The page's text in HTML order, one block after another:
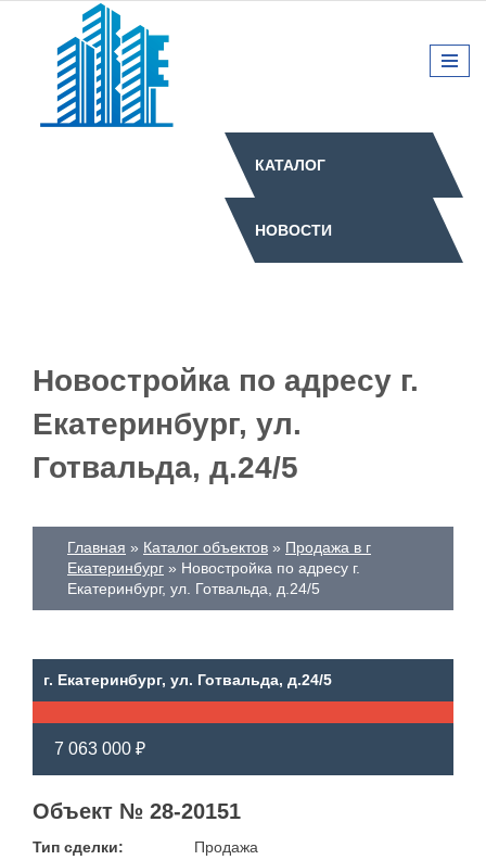
КАТАЛОГ
НОВОСТИ
Новостройка по адресу г.
Екатеринбург, ул.
Готвальда, д.24/5
Главная Каталог объектов
Продажа в г
Екатеринбург
Новостройка по адресу г.
Екатеринбург, ул. Готвальда, д.24/5
г. Екатеринбург, ул. Готвальда, д.24/5
7 063 000 ₽
Объект № 28-20151
Тип сделки:
Продажа